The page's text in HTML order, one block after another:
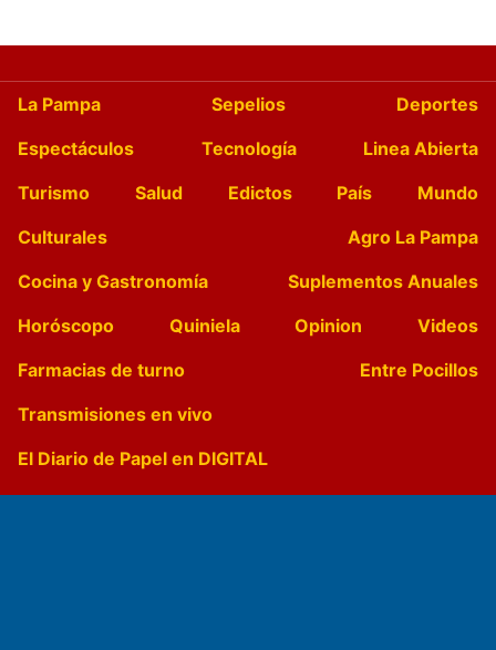
La Pampa Sepelios
Deportes
Espectáculos
Tecnología
Linea Abierta
Turismo
Salud Edictos País
Mundo
Culturales
Agro La Pampa
Cocina y Gastronomía
Suplementos Anuales
Horóscopo
Quiniela Opinion
Videos
Farmacias de turno
Entre Pocillos
Transmisiones en vivo
El Diario de Papel en DIGITAL